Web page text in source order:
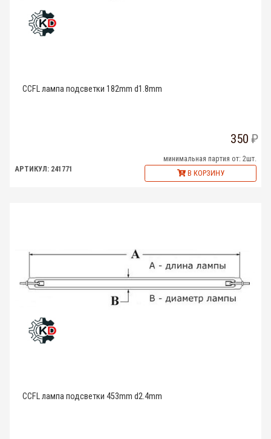
CCFL лампа подсветки 182mm d1.8mm
350
минимальная партия от: 2шт.
АРТИКУЛ: 241771
В КОРЗИНУ
CCFL лампа подсветки 453mm d2.4mm